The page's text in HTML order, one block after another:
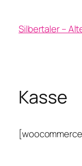
Silbertaler –
Kasse